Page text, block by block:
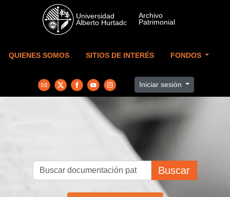
Skip to main content
QUIENES SOMOS SITIOS DE INTERÉS FONDOS
Iniciar sesión
Buscar